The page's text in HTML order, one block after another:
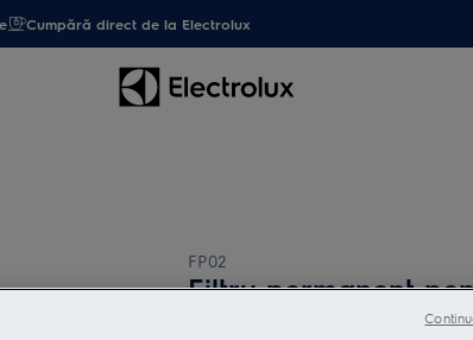
Cumpără direct de la Electrolux
FP02
Filtru permanent